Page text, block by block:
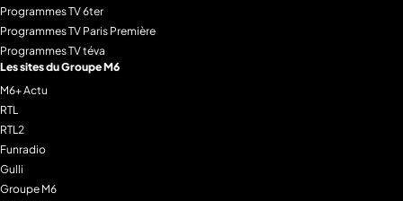
Programmes TV 6ter
Programmes TV Paris Première
Programmes TV téva
Les sites du Groupe M6
M6+ Actu
RTL
RTL2
Funradio
Gulli
Groupe M6